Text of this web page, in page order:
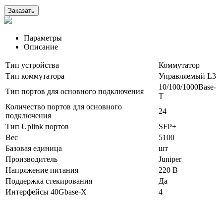
Заказать
Параметры
Описание
Тип устройства
Коммутатор
Тип коммутатора
Управляемый L3
Тип портов для основного подключения
10/100/1000Base-
T
Количество портов для основного
подключения
24
Тип Uplink портов
SFP+
Вес
5100
Базовая единица
шт
Производитель
Juniper
Напряжение питания
220 В
Поддержка стекирования
Да
Интерфейсы 40Gbase-X
4